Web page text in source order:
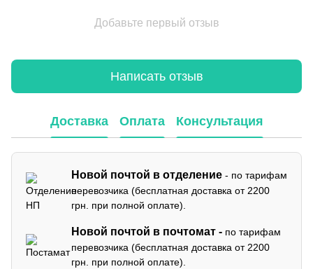
Добавьте первый отзыв
Написать отзыв
Доставка Оплата Консультация
Новой почтой в отделение - по тарифам
перевозчика (бесплатная доставка от 2200
грн. при полной оплате).
Новой почтой в почтомат - по тарифам
перевозчика (бесплатная доставка от 2200
грн. при полной оплате).